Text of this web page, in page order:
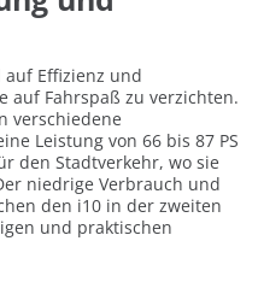
Effizienz und
auf Fahrspaß zu verzichten.
verschiedene
Leistung von 66 bis 87 PS
den Stadtverkehr, wo sie
niedrige Verbrauch und
den i10 in der zweiten
und praktischen